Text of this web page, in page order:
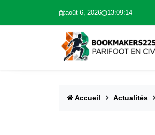
août 6, 2026 13:09:15
Accueil Actualités